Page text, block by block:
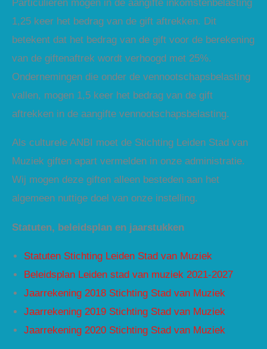
Particulieren mogen in de aangifte inkomstenbelasting
1,25 keer het bedrag van de gift aftrekken. Dit
betekent dat het bedrag van de gift voor de berekening
van de giftenaftrek wordt verhoogd met 25%.
Ondernemingen die onder de vennootschapsbelasting
vallen, mogen 1,5 keer het bedrag van de gift
aftrekken in de aangifte vennootschapsbelasting.
Als culturele ANBI moet de Stichting Leiden Stad van
Muziek giften apart vermelden in onze administratie.
Wij mogen deze giften alleen besteden aan het
algemeen nuttige doel van onze instelling.
Statuten, beleidsplan en jaarstukken
Statuten Stichting Leiden Stad van Muziek
Beleidsplan Leiden stad van muziek 2021-2027
Jaarrekening 2018 Stichting Stad van Muziek
Jaarrekening 2019 Stichting Stad van Muziek
Jaarrekening 2020 Stichting Stad van Muziek